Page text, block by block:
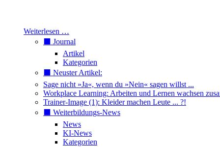
Weiterlesen …
⬛️ Journal
Artikel
Kategorien
⬛️ Neuster Artikel:
Sage nicht »Ja«, wenn du »Nein« sagen willst ...
Workplace Learning: Arbeiten und Lernen wachsen
Trainer-Image (1): Kleider machen Leute ... ?!
⬛️ Weiterbildungs-News
News
KI-News
Kategorien